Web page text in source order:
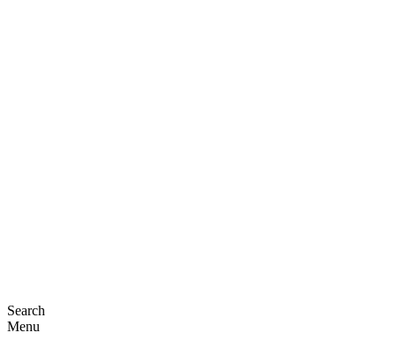
Search
Menu